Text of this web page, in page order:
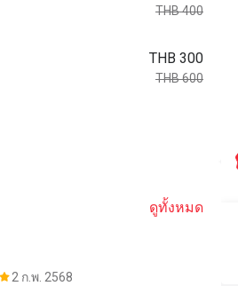
THB 400
THB 300
THB 600
ดูทั้งหมด
2 ก.พ. 2568